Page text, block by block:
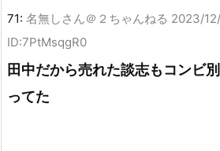
71: 名無しさん＠２ちゃんねる 2023/
ID:7PtMsqgR0
田中だから売れた談志もコンビ
ってた